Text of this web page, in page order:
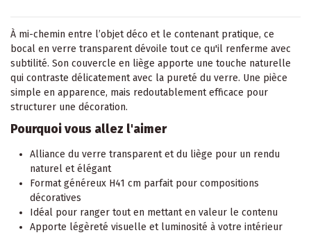
À mi-chemin entre l’objet déco et le contenant pratique, ce
bocal en verre transparent dévoile tout ce qu'il renferme avec
subtilité. Son couvercle en liège apporte une touche naturelle
qui contraste délicatement avec la pureté du verre. Une pièce
simple en apparence, mais redoutablement efficace pour
structurer une décoration.
Pourquoi vous allez l'aimer
Alliance du verre transparent et du liège pour un rendu
naturel et élégant
Format généreux H41 cm parfait pour compositions
décoratives
Idéal pour ranger tout en mettant en valeur le contenu
Apporte légèreté visuelle et luminosité à votre intérieur